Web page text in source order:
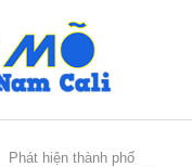
Phát hiện thành phố